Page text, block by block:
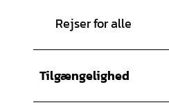
Rejser for alle
Tilgængelighed